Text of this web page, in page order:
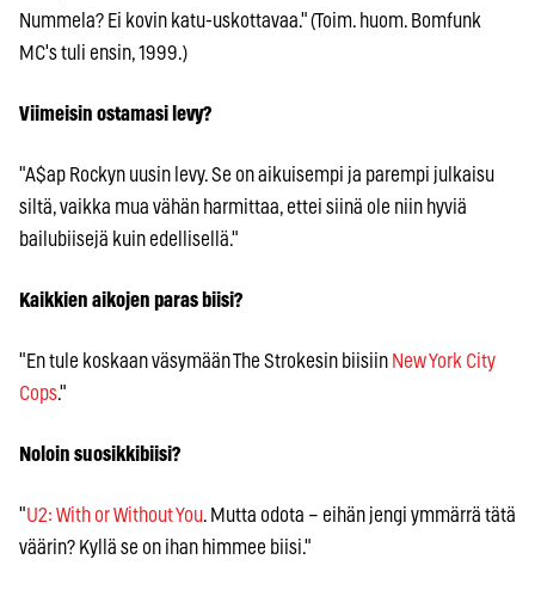
Nummela? Ei kovin katu-uskottavaa." (Toim. huom. Bomfunk
MC's tuli ensin, 1999.)
Viimeisin ostamasi levy?
"A$ap Rockyn uusin levy. Se on aikuisempi ja parempi julkaisu
siltä, vaikka mua vähän harmittaa, ettei siinä ole niin hyviä
bailubiisejä kuin edellisellä."
Kaikkien aikojen paras biisi?
"En tule koskaan väsymään The Strokesin biisiin New York City
Cops."
Noloin suosikkibiisi?
"U2: With or Without You. Mutta odota – eihän jengi ymmärrä tätä
väärin? Kyllä se on ihan himmee biisi."